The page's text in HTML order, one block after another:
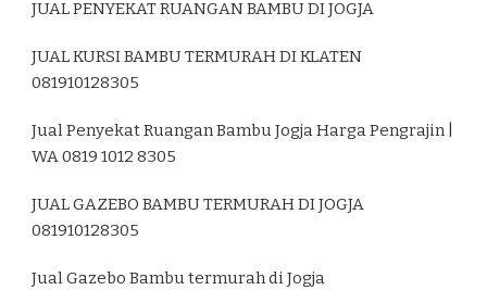
JUAL PENYEKAT RUANGAN BAMBU DI JOGJA
JUAL KURSI BAMBU TERMURAH DI KLATEN
081910128305
Jual Penyekat Ruangan Bambu Jogja Harga Pengrajin |
WA 0819 1012 8305
JUAL GAZEBO BAMBU TERMURAH DI JOGJA
081910128305
Jual Gazebo Bambu termurah di Jogja